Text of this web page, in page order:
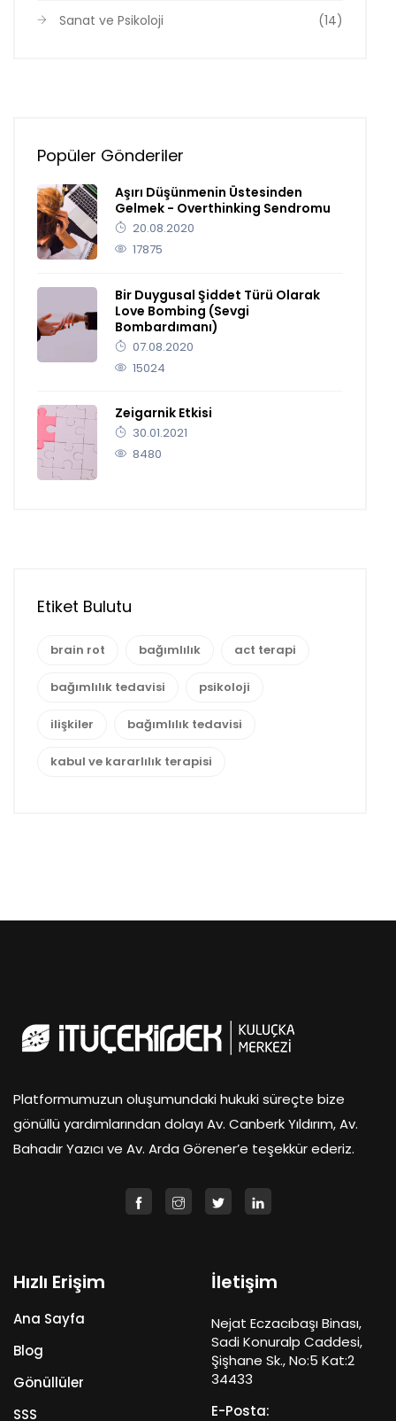
Sanat ve Psikoloji (14)
Popüler Gönderiler
Aşırı Düşünmenin Üstesinden
Gelmek - Overthinking Sendromu
20.08.2020
17875
Bir Duygusal Şiddet Türü Olarak
Love Bombing (Sevgi
Bombardımanı)
07.08.2020
15024
Zeigarnik Etkisi
30.01.2021
8480
Etiket Bulutu
brain rot bağımlılık act terapi
bağımlılık tedavisi psikoloji
ilişkiler bağımlılık tedavisi
kabul ve kararlılık terapisi
Platformumuzun oluşumundaki hukuki süreçte bize
gönüllü yardımlarından dolayı Av. Canberk Yıldırım, Av.
Bahadır Yazıcı ve Av. Arda Görener’e teşekkür ederiz.
Hızlı Erişim
Ana Sayfa
Blog
Gönüllüler
SSS
İletişim
Nejat Eczacıbaşı Binası,
Sadi Konuralp Caddesi,
Şişhane Sk., No:5 Kat:2
34433
E-Posta: